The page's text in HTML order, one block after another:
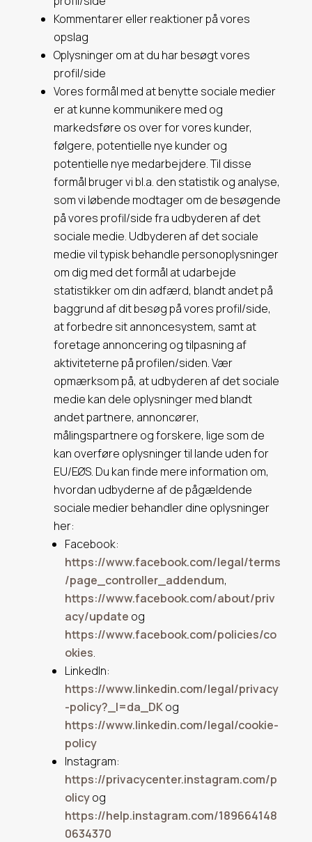
Kommentarer eller reaktioner på vores
opslag
Oplysninger om at du har besøgt vores
profil/side
Vores formål med at benytte sociale medier
er at kunne kommunikere med og
markedsføre os over for vores kunder,
følgere, potentielle nye kunder og
potentielle nye medarbejdere. Til disse
formål bruger vi bl.a. den statistik og analyse,
som vi løbende modtager om de besøgende
på vores profil/side fra udbyderen af det
sociale medie. Udbyderen af det sociale
medie vil typisk behandle personoplysninger
om dig med det formål at udarbejde
statistikker om din adfærd, blandt andet på
baggrund af dit besøg på vores profil/side,
at forbedre sit annoncesystem, samt at
foretage annoncering og tilpasning af
aktiviteterne på profilen/siden.Vær
opmærksom på, at udbyderen af det sociale
medie kan dele oplysninger med blandt
andet partnere, annoncører,
målingspartnere og forskere, lige som de
kan overføre oplysninger til lande uden for
EU/EØS. Du kan finde mere information om,
hvordan udbyderne af de pågældende
sociale medier behandler dine oplysninger
her:
Facebook:
https://www.facebook.com/legal/terms
/page_controller_addendum,
https://www.facebook.com/about/priv
acy/update og
https://www.facebook.com/policies/co
okies.
LinkedIn:
https://www.linkedin.com/legal/privacy
-policy?_l=da_DKog
https://www.linkedin.com/legal/cookie-
policy
Instagram:
https://privacycenter.instagram.com/p
olicyog
https://help.instagram.com/189664148
0634370